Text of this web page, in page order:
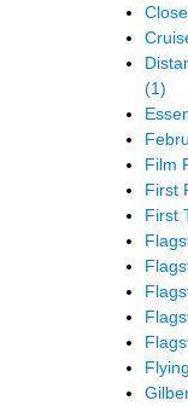
(1)
Film
First
First